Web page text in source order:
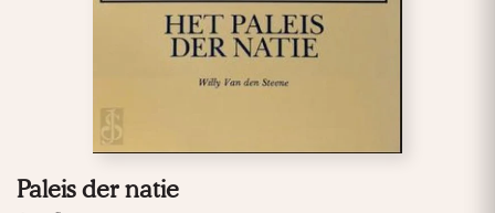
Paleis der natie